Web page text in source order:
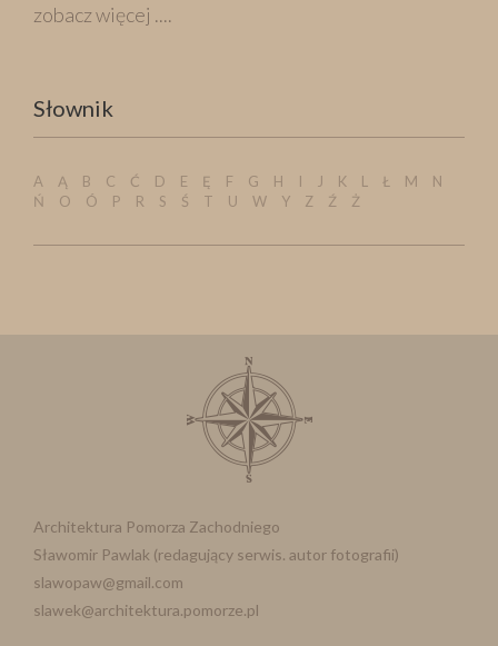
zobacz więcej ....
Słownik
A Ą B C Ć D E Ę F G H I J K L Ł M N
Ń O Ó P R S Ś T U W Y Z Ź Ż
Architektura Pomorza Zachodniego
Sławomir Pawlak (redagujący serwis. autor fotografii)
slawopaw@gmail.com
slawek@architektura.pomorze.pl